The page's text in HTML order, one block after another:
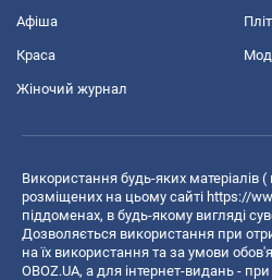
Афіша
Краса
Жіночий журнал
Використання будь-яких матеріалів (
розміщених на цьому сайті https://
піддоменах, в будь-якому вигляді
Дозволяється використання при
на їх використання та за умови
OBOZ.UA, а для інтернет-видань -